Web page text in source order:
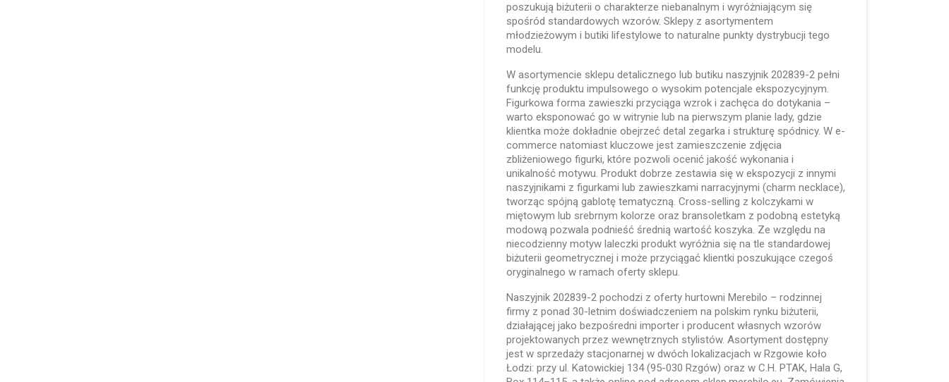
poszukują biżuterii o charakterze niebanalnym i wyróżniającym się
spośród standardowych wzorów. Sklepy z asortymentem
młodzieżowym i butiki lifestylowe to naturalne punkty dystrybucji tego
modelu.
W asortymencie sklepu detalicznego lub butiku naszyjnik 202839-2 pełni
funkcję produktu impulsowego o wysokim potencjale ekspozycyjnym.
Figurkowa forma zawieszki przyciąga wzrok i zachęca do dotykania –
warto eksponować go w witrynie lub na pierwszym planie lady, gdzie
klientka może dokładnie obejrzeć detal zegarka i strukturę spódnicy. W e-
commerce natomiast kluczowe jest zamieszczenie zdjęcia
zbliżeniowego figurki, które pozwoli ocenić jakość wykonania i
unikalność motywu. Produkt dobrze zestawia się w ekspozycji z innymi
naszyjnikami z figurkami lub zawieszkami narracyjnymi (charm necklace),
tworząc spójną gablotę tematyczną. Cross-selling z kolczykami w
miętowym lub srebrnym kolorze oraz bransoletkam z podobną estetyką
modową pozwala podnieść średnią wartość koszyka. Ze względu na
niecodzienny motyw laleczki produkt wyróżnia się na tle standardowej
biżuterii geometrycznej i może przyciągać klientki poszukujące czegoś
oryginalnego w ramach oferty sklepu.
Naszyjnik 202839-2 pochodzi z oferty hurtowni Merebilo – rodzinnej
firmy z ponad 30-letnim doświadczeniem na polskim rynku biżuterii,
działającej jako bezpośredni importer i producent własnych wzorów
projektowanych przez wewnętrznych stylistów. Asortyment dostępny
jest w sprzedaży stacjonarnej w dwóch lokalizacjach w Rzgowie koło
Łodzi: przy ul. Katowickiej 134 (95-030 Rzgów) oraz w C.H. PTAK, Hala G,